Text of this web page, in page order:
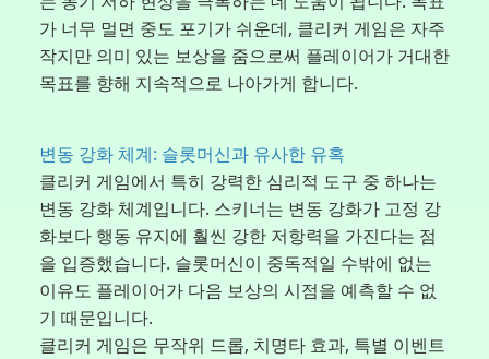
가 너무 멀면 중도 포기가 쉬운데, 클리커 게임은 자주
작지만 의미 있는 보상을 줌으로써 플레이어가 거대한
목표를 향해 지속적으로 나아가게 합니다.
변동 강화 체계: 슬롯머신과 유사한 유혹
클리커 게임에서 특히 강력한 심리적 도구 중 하나는
변동 강화 체계입니다. 스키너는 변동 강화가 고정 강
화보다 행동 유지에 훨씬 강한 저항력을 가진다는 점
을 입증했습니다. 슬롯머신이 중독적일 수밖에 없는
이유도 플레이어가 다음 보상의 시점을 예측할 수 없
기 때문입니다.
클리커 게임은 무작위 드롭, 치명타 효과, 특별 이벤트